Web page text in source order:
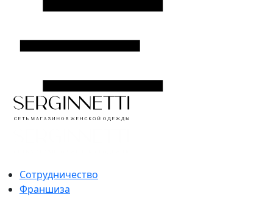
Сотрудничество
Франшиза